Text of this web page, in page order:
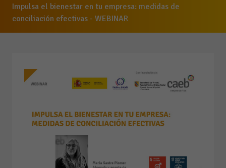
Impulsa el bienestar en tu empresa: medidas de
conciliación efectivas - WEBINAR